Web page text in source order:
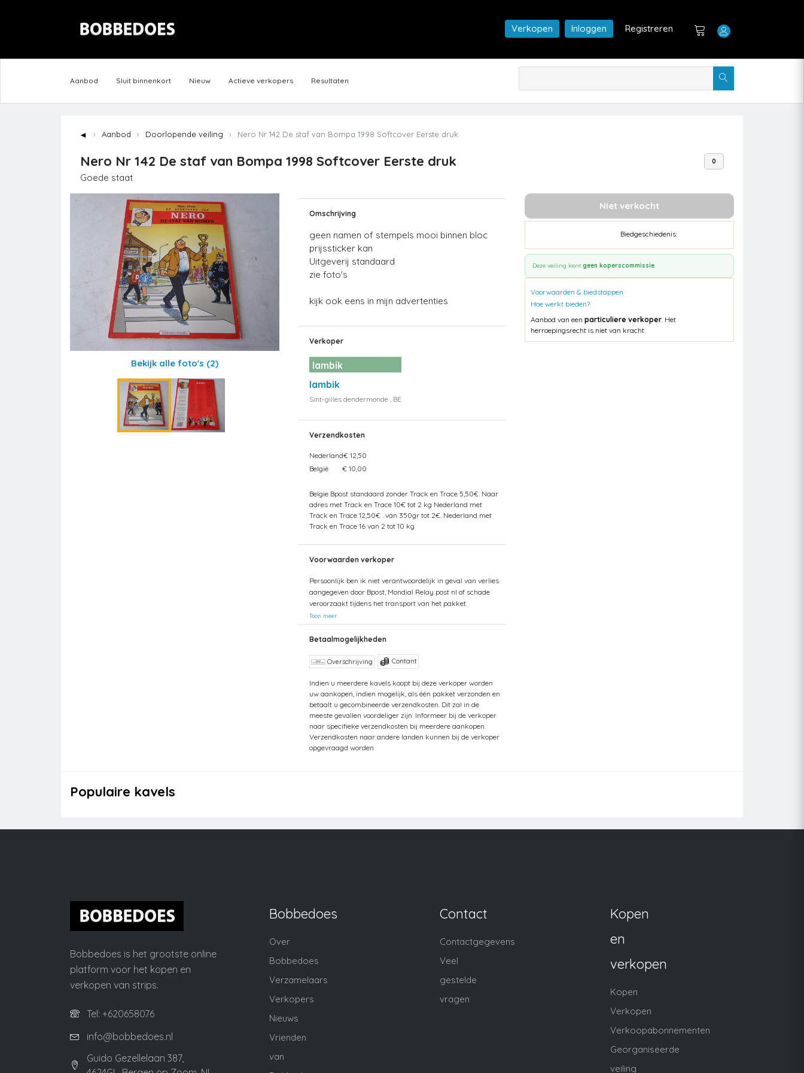
Verkopen Inloggen Registreren
Aanbod Sluit binnenkort Nieuw Actieve verkopers Resultaten
◄ Aanbod Doorlopende veiling Nero Nr 142 De staf van Bompa 1998 Softcover Eerste druk
Nero Nr 142 De staf van Bompa 1998 Softcover Eerste druk
Goede staat
0
Bekijk alle foto's (2)
Omschrijving
geen namen of stempels mooi binnen bloc
prijssticker kan
Uitgeverij standaard
zie foto's
kijk ook eens in mijn advertenties
Verkoper
lambik
lambik
Sint-gilles dendermonde , BE
Verzendkosten
Nederland€ 12,50
België
€ 10,00
Belgie Bpost standaard zonder Track en Trace 5,50€. Naar
adres met Track en Trace 10€ tot 2 kg Nederland met
Track en Trace 12,50€ . van 350gr tot 2€. Nederland met
Track en Trace 16 van 2 tot 10 kg
Voorwaarden verkoper
Persoonlijk ben ik niet verantwoordelijk in geval van verlies
aangegeven door Bpost, Mondial Relay post nl of schade
veroorzaakt tijdens het transport van het pakket.
Toon meer
Betaalmogelijkheden
Overschrijving Contant
Indien u meerdere kavels koopt bij deze verkoper worden
uw aankopen, indien mogelijk, als één pakket verzonden en
betaalt u gecombineerde verzendkosten. Dit zal in de
meeste gevallen voordeliger zijn. Informeer bij de verkoper
naar specifieke verzendkosten bij meerdere aankopen.
Verzendkosten naar andere landen kunnen bij de verkoper
opgevraagd worden.
Niet verkocht
Biedgeschiedenis:
Deze veiling kent geen koperscommissie.
Voorwaarden & biedstappen
Hoe werkt bieden?
Aanbod van een particuliere verkoper. Het
herroepingsrecht is niet van kracht.
Populaire kavels
Bobbedoes is het grootste online
platform voor het kopen en
verkopen van strips.
Tel: +620658076
info@bobbedoes.nl
Guido Gezellelaan 387,
Bobbedoes
Over
Bobbedoes
Verzamelaars
Verkopers
Nieuws
Vrienden
van
Contact
Contactgegevens
Veel
gestelde
vragen
Kopen
en
verkopen
Kopen
Verkopen
Verkoopabonnementen
Georganiseerde
veiling